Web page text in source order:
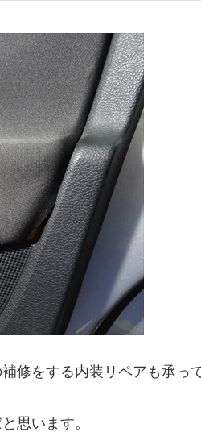
修をする内装リペアも承っ
思います。